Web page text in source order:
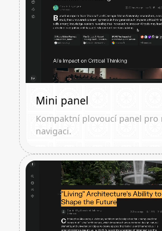
Mini panel
Kompaktní plovoucí panel pro
navigaci.